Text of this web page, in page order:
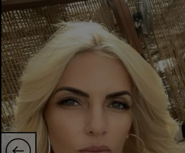
Handbal
Formula 1